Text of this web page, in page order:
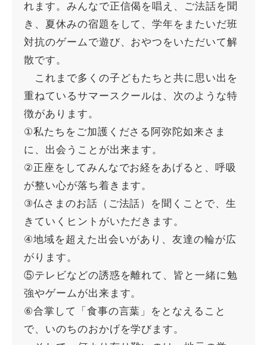
れます。みんなで正信偈を唱え、ご法話を聞
き、夏休みの宿題をして、学年をまたいだ班
対抗のゲームで遊び、おやつをいただいて解
散です。
これまで多くの子どもたちと共に思い出を
重ねているサマースクールは、次のような特
徴があります。
①私たちをご加護くださる阿弥陀如来さま
に、出会うことが出来ます。
②正座をしてみんなでお経をあげると、呼吸
が整い心が落ち着きます。
③仏さまのお話（ご法話）を聞くことで、生
きていくヒントがいただきます。
④地域を超えた出会いがあり、友達の輪が広
がります。
⑤テレビなどの誘惑を離れて、皆と一緒に勉
強やゲームが出来ます。
⑥合掌して「食事の言葉」をとなえること
で、いのちのおかげを学びます。